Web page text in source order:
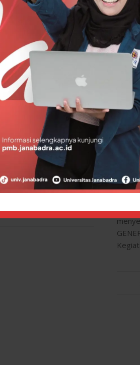
UNIVERSITAS JANABADRA
UJB SUMBANG AIR
BERSIH
rangkaianDies Natalis ke
Janabadra yang
pada tanggal 7 Oktober
civitas akademika
Janabadra
air di Gunung Kidul
sebagai bentuk
dan kebersamaan…
Dies